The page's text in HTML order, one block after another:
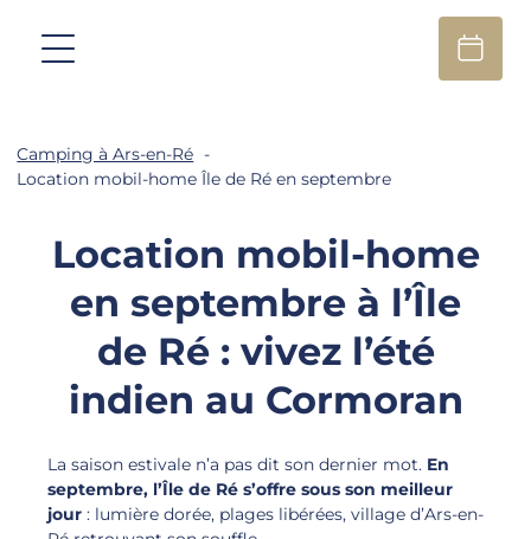
Camping à Ars-en-Ré
Location mobil-home Île de Ré en septembre
Location mobil-home
en septembre à l’Île
de Ré : vivez l’été
indien au Cormoran
La saison estivale n’a pas dit son dernier mot. En
septembre, l’Île de Ré s’offre sous son meilleur
jour : lumière dorée, plages libérées, village d’Ars-en-